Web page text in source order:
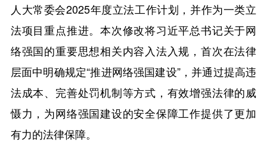
人大常委会2025年度立法工作计划，并作为一类立
法项目重点推进。本次修改将习近平总书记关于网
络强国的重要思想相关内容入法入规，首次在法律
层面中明确规定“推进网络强国建设”，并通过提高违
法成本、完善处罚机制等方式，有效增强法律的威
慑力，为网络强国建设的安全保障工作提供了更加
有力的法律保障。